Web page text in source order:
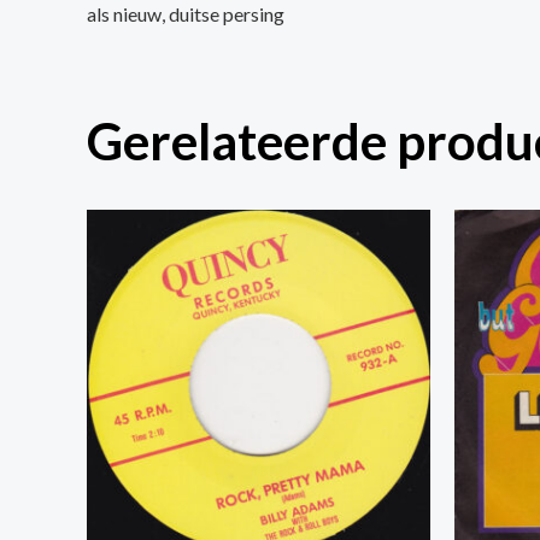
als nieuw, duitse persing
Gerelateerde